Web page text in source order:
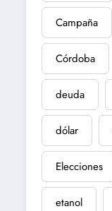
Campaña
Córdoba
deuda
dólar
Elecciones
etanol